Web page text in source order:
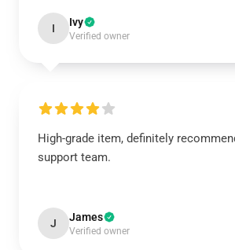
I Ivy
Verified owner
High-grade item, definitely
support team.
J James
Verified owner